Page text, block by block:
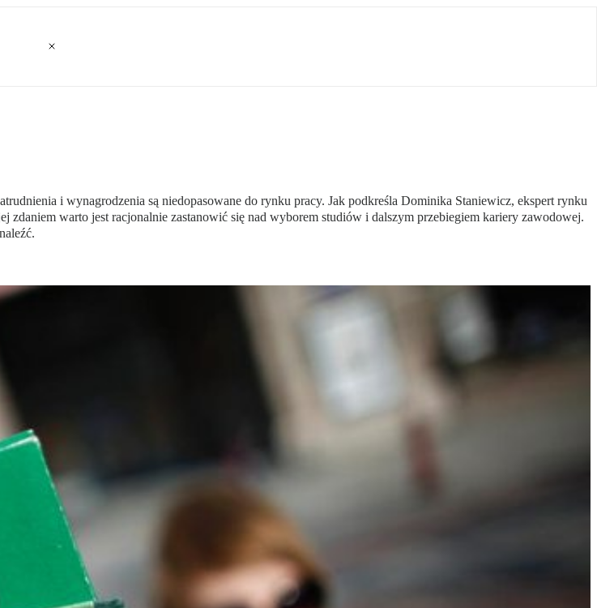
i wynagrodzenia są niedopasowane do rynku pracy. Jak podkreśla Dominika Staniewicz, ekspert rynku
warto jest racjonalnie zastanowić się nad wyborem studiów i dalszym przebiegiem kariery zawodowej.